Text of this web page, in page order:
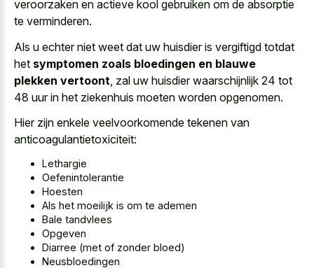
veroorzaken en actieve kool gebruiken om de absorptie
te verminderen.
Als u echter niet weet dat uw huisdier is vergiftigd totdat
het symptomen zoals bloedingen en blauwe
plekken vertoont , zal uw huisdier waarschijnlijk 24 tot
48 uur in het ziekenhuis moeten worden opgenomen.
Hier zijn enkele veelvoorkomende tekenen van
anticoagulantietoxiciteit:
Lethargie
Oefenintolerantie
Hoesten
Als het moeilijk is om te ademen
Bale tandvlees
Opgeven
Diarree (met of zonder bloed)
Neusbloedingen